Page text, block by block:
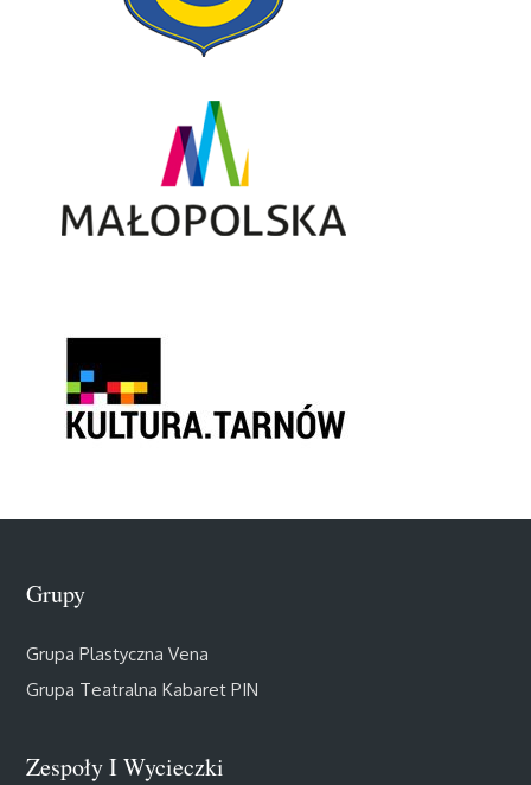
Grupy
Grupa Plastyczna Vena
Grupa Teatralna Kabaret PIN
Zespoły I Wycieczki